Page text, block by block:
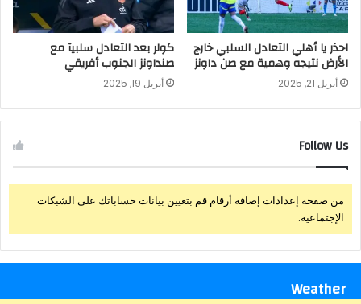
احذر يا أهلي التعادل السلبي خارج
الأرض نتيجه وهمية مع صن داونز
أبريل 21, 2025
كولر بعد التعادل سلبيآ مع
صنداونز الجنوب أفريقي
أبريل 19, 2025
Follow Us
من صفحة إعدادات إضافة أرقام قم بتعيين بيانات حساباتك على الشبكات
الإجتماعية.
Weather